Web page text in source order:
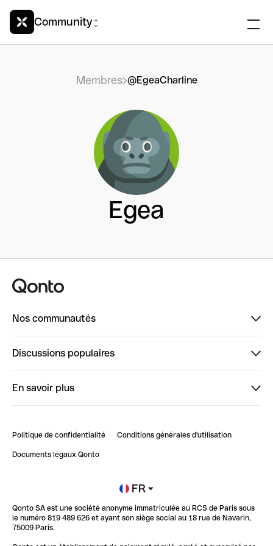
Community
Membres @EgeaCharline
Egea
Nos communautés
ClubQonto
Discussions populaires
Impact de l'IA sur les carrières/productivité
En savoir plus
Blog
Newsroom
Glossaire finance
Politique de confidentialité Conditions générales d'utilisation
Documents légaux Qonto
FR
Qonto SA est une société anonyme immatriculée au RCS de Paris sous
le numéro 819 489 626 et ayant son siège social au 18 rue de Navarin,
75009 Paris.